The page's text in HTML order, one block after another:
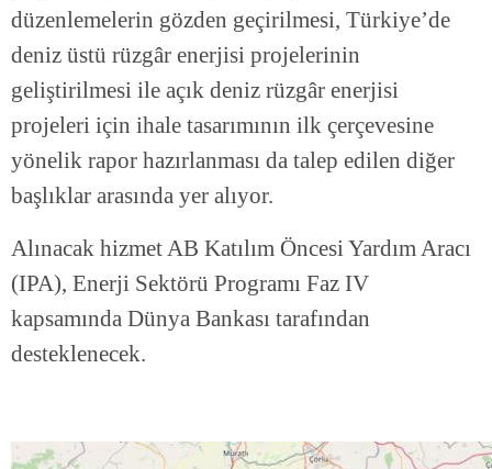
düzenlemelerin gözden geçirilmesi, Türkiye’de
deniz üstü rüzgâr enerjisi projelerinin
geliştirilmesi ile açık deniz rüzgâr enerjisi
projeleri için ihale tasarımının ilk çerçevesine
yönelik rapor hazırlanması da talep edilen diğer
başlıklar arasında yer alıyor.
Alınacak hizmet AB Katılım Öncesi Yardım Aracı
(IPA), Enerji Sektörü Programı Faz IV
kapsamında Dünya Bankası tarafından
desteklenecek.